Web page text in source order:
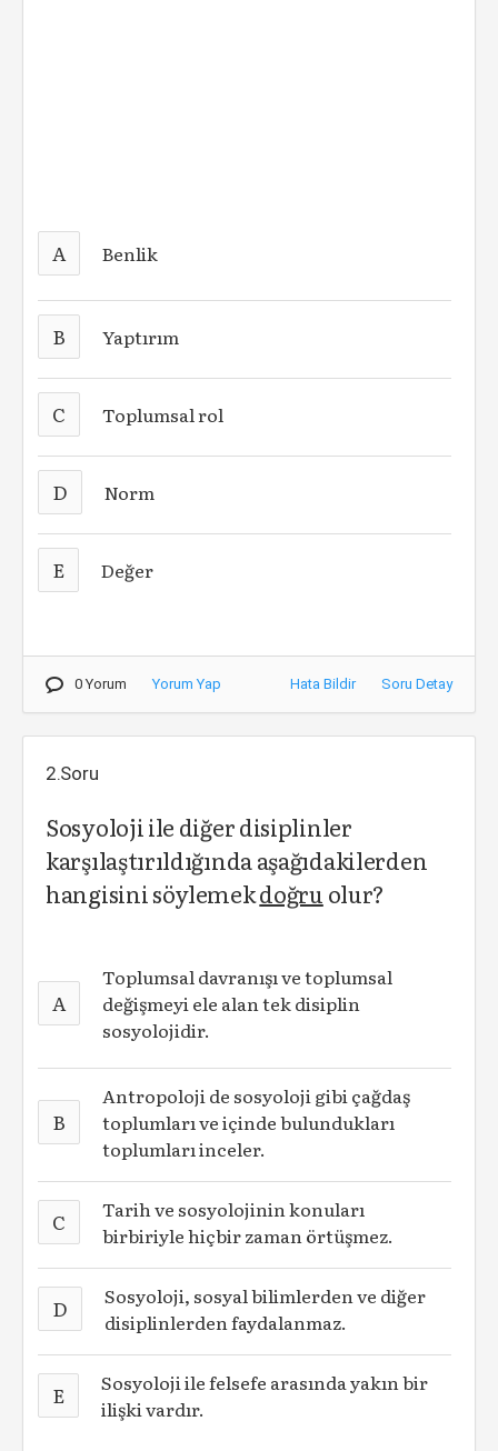
A Benlik
B Yaptırım
C Toplumsal rol
D Norm
E Değer
0 Yorum Yorum Yap Hata Bildir Soru Detay
2.Soru
Sosyoloji ile diğer disiplinler
karşılaştırıldığında aşağıdakilerden
hangisini söylemekdoğru olur?
A
Toplumsal davranışı ve toplumsal
değişmeyi ele alan tek disiplin
sosyolojidir.
B
Antropoloji de sosyoloji gibi çağdaş
toplumları ve içinde bulundukları
toplumları inceler.
C
Tarih ve sosyolojinin konuları
birbiriyle hiçbir zaman örtüşmez.
D
Sosyoloji, sosyal bilimlerden ve diğer
disiplinlerden faydalanmaz.
E
Sosyoloji ile felsefe arasında yakın bir
ilişki vardır.